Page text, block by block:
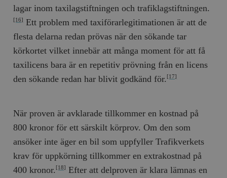
lagar inom taxilagstiftningen och trafiklagstiftningen.
[16] Ett problem med taxiförarlegitimationen är att de
flesta delarna redan prövas när den sökande tar
körkortet vilket innebär att många moment för att få
taxilicens bara är en repetitiv prövning från en licens
den sökande redan har blivit godkänd för. [17]
När proven är avklarade tillkommer en kostnad på
800 kronor för ett särskilt körprov. Om den som
ansöker inte äger en bil som uppfyller Trafikverkets
krav för uppkörning tillkommer en extrakostnad på
400 kronor. [18] Efter att delproven är klara lämnas en